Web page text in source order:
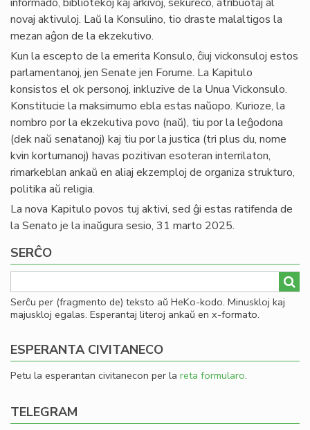
novaj aktivuloj. Laŭ la Konsulino, tio draste malaltigos la
mezan aĝon de la ekzekutivo.
Kun la escepto de la emerita Konsulo, ĉiuj vickonsuloj estos
parlamentanoj, jen Senate jen Forume. La Kapitulo
konsistos el ok personoj, inkluzive de la Unua Vickonsulo.
Konstitucie la maksimumo ebla estas naŭopo. Kurioze, la
nombro por la ekzekutiva povo (naŭ), tiu por la leĝodona
(dek naŭ senatanoj) kaj tiu por la justica (tri plus du, nome
kvin kortumanoj) havas pozitivan esoteran interrilaton,
rimarkeblan ankaŭ en aliaj ekzemploj de organiza strukturo,
politika aŭ religia.
La nova Kapitulo povos tuj aktivi, sed ĝi estas ratifenda de
la Senato je la inaŭgura sesio, 31 marto 2025.
SERĈO
Serĉu per (fragmento de) teksto aŭ HeKo-kodo. Minuskloj kaj
majuskloj egalas. Esperantaj literoj ankaŭ en x-formato.
ESPERANTA CIVITANECO
Petu la esperantan civitanecon per la reta formularo.
TELEGRAM